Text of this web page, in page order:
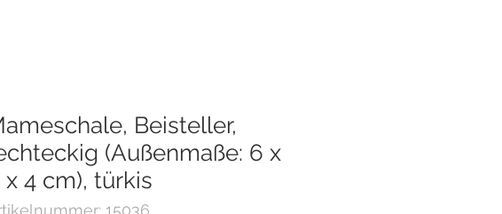
Beisteller,
(Außenmaße: 6 x
x 4 cm), türkis
15036